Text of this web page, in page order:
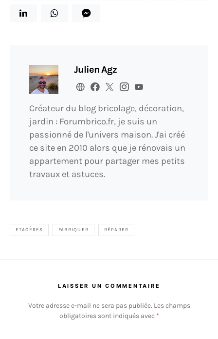
Julien Agz
Créateur du blog bricolage, décoration,
jardin : Forumbrico.fr, je suis un
passionné de l'univers maison. J'ai créé
ce site en 2010 alors que je rénovais un
appartement pour partager mes petits
travaux et astuces.
ETAGÈRES FABRIQUER RÉPARER
LAISSER UN COMMENTAIRE
Votre adresse e-mail ne sera pas publiée. Les champs
obligatoires sont indiqués avec *